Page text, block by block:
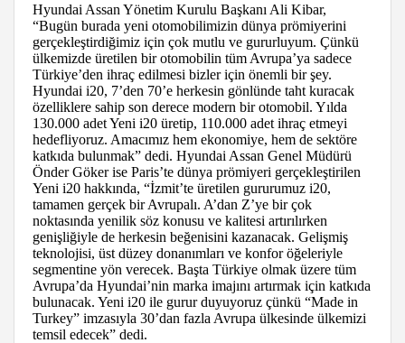
Hyundai Assan Yönetim Kurulu Başkanı Ali Kibar,
“Bugün burada yeni otomobilimizin dünya prömiyerini
gerçekleştirdiğimiz için çok mutlu ve gururluyum. Çünkü
ülkemizde üretilen bir otomobilin tüm Avrupa’ya sadece
Türkiye’den ihraç edilmesi bizler için önemli bir şey.
Hyundai i20, 7’den 70’e herkesin gönlünde taht kuracak
özelliklere sahip son derece modern bir otomobil. Yılda
130.000 adet Yeni i20 üretip, 110.000 adet ihraç etmeyi
hedefliyoruz. Amacımız hem ekonomiye, hem de sektöre
katkıda bulunmak” dedi. Hyundai Assan Genel Müdürü
Önder Göker ise Paris’te dünya prömiyeri gerçekleştirilen
Yeni i20 hakkında, “İzmit’te üretilen gururumuz i20,
tamamen gerçek bir Avrupalı. A’dan Z’ye bir çok
noktasında yenilik söz konusu ve kalitesi artırılırken
genişliğiyle de herkesin beğenisini kazanacak. Gelişmiş
teknolojisi, üst düzey donanımları ve konfor öğeleriyle
segmentine yön verecek. Başta Türkiye olmak üzere tüm
Avrupa’da Hyundai’nin marka imajını artırmak için katkıda
bulunacak. Yeni i20 ile gurur duyuyoruz çünkü “Made in
Turkey” imzasıyla 30’dan fazla Avrupa ülkesinde ülkemizi
temsil edecek” dedi.